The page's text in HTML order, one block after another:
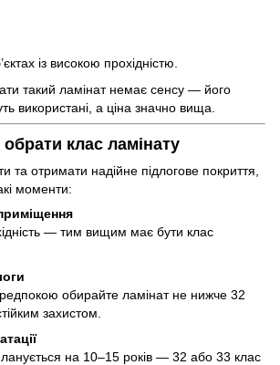
із високою прохідністю.
такий ламінат немає сенсу — його
використані, а ціна значно вища.
клас ламінату
та отримати надійне підлогове покриття,
моменти:
— тим вищим має бути клас
обирайте ламінат не нижче 32
захистом.
на 10–15 років — 32 або 33 клас